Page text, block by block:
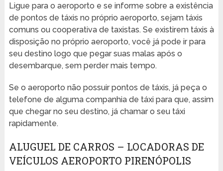
Ligue para o aeroporto e se informe sobre a existência
de pontos de táxis no próprio aeroporto, sejam táxis
comuns ou cooperativa de taxistas. Se existirem táxis à
disposição no próprio aeroporto, você já pode ir para
seu destino logo que pegar suas malas após o
desembarque, sem perder mais tempo.
Se o aeroporto não possuir pontos de táxis, já peça o
telefone de alguma companhia de táxi para que, assim
que chegar no seu destino, já chamar o seu táxi
rapidamente.
ALUGUEL DE CARROS – LOCADORAS DE
VEÍCULOS AEROPORTO PIRENÓPOLIS